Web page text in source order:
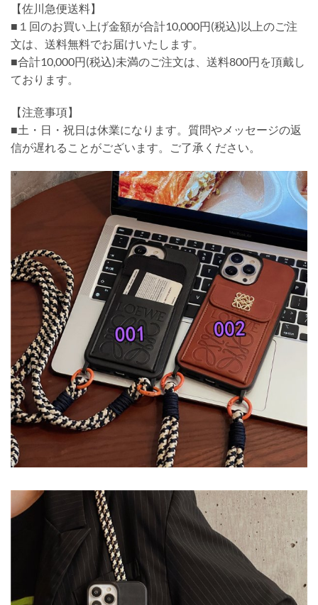
【佐川急便送料】
■１回のお買い上げ金額が合計10,000円(税込)以上のご注
文は、送料無料でお届けいたします。
■合計10,000円(税込)未満のご注文は、送料800円を頂戴し
ております。
【注意事項】
■土・日・祝日は休業になります。質問やメッセージの返
信が遅れることがございます。ご了承ください。